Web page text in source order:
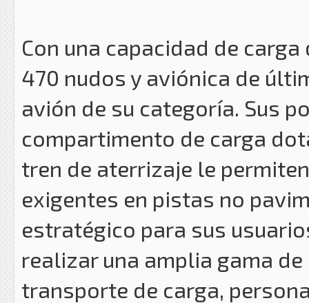
Con una capacidad de
470 nudos y aviónica de
avión de su categoría. Sus
compartimento de carga
tren de aterrizaje le
exigentes en pistas no
estratégico para sus
realizar una amplia gama
transporte de carga,